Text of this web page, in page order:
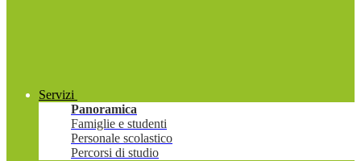
Servizi
Panoramica
Famiglie e studenti
Personale scolastico
Percorsi di studio